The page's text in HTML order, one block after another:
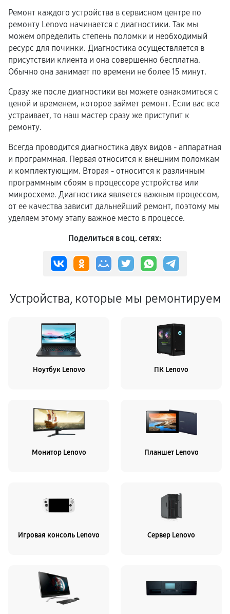
Ремонт каждого устройства в сервисном центре по
ремонту Lenovo начинается с диагностики. Так мы
можем определить степень поломки и необходимый
ресурс для починки. Диагностика осуществляется в
присутствии клиента и она совершенно бесплатна.
Обычно она занимает по времени не более 15 минут.
Сразу же после диагностики вы можете ознакомиться с
ценой и временем, которое займет ремонт. Если вас все
устраивает, то наш мастер сразу же приступит к
ремонту.
Всегда проводится диагностика двух видов - аппаратная
и программная. Первая относится к внешним поломкам
и комплектующим. Вторая - относится к различным
программным сбоям в процессоре устройства или
микросхеме. Диагностика является важным процессом,
от ее качества зависит дальнейший ремонт, поэтому мы
уделяем этому этапу важное место в процессе.
Поделиться в соц. сетях:
Устройства, которые мы ремонтируем
Ноутбук Lenovo ПК Lenovo
Монитор Lenovo Планшет Lenovo
Игровая консоль Lenovo Сервер Lenovo